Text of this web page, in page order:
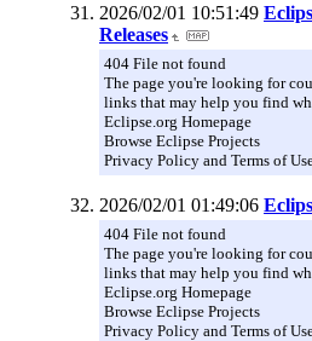
2026/02/01 10:51:49
Releases
404 File not found
The page you're looking for
links that may help you find
Eclipse.org Homepage
Browse Eclipse Projects
Privacy Policy and Terms of
2026/02/01 01:49:06
404 File not found
The page you're looking for
links that may help you find
Eclipse.org Homepage
Browse Eclipse Projects
Privacy Policy and Terms of